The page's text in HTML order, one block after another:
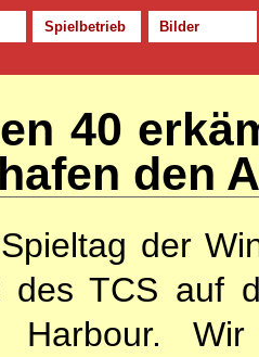
Spielbetrieb
Bilder
40
den
der
des TCS auf
Harbour.